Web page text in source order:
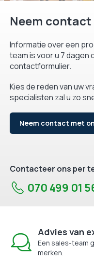
Neem
Informatie over een
team is voor u 7 dagen
contactformulier.
Kies de reden van uw
specialisten zal u zo
Neem contact met
Contacteer ons per
070 499 01
Advies van
Een sales-team
merken.